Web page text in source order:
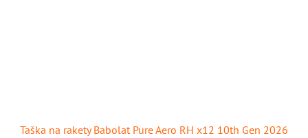
Taška na rakety Babolat Pure Aero RH x12 10th Gen 2026